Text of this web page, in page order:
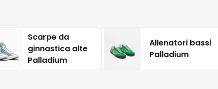
Scarpe da
ginnastica alte
Palladium
Allenatori bassi
Palladium